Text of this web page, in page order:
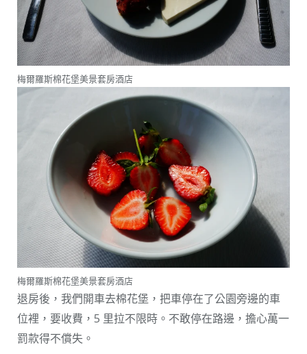
梅爾羅斯棉花堡美景套房酒店
梅爾羅斯棉花堡美景套房酒店
退房後，我們開車去棉花堡，把車停在了公園旁邊的車
位裡，要收費，5 里拉不限時。不敢停在路邊，擔心萬一
罰款得不償失。